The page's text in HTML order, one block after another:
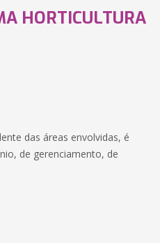
HORTICULTURA
das áreas envolvidas, é
de gerenciamento, de